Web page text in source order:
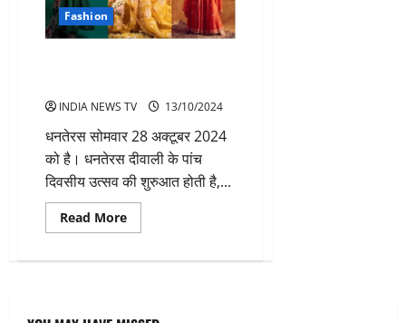
Fashion
INDIA NEWS TV 13/10/2024
धनतेरस सोमवार 28 अक्टूबर 2024
को है। धनतेरस दीवाली के पांच
दिवसीय उत्सव की शुरुआत होती है,...
Read MoreRead
more
से
रंग